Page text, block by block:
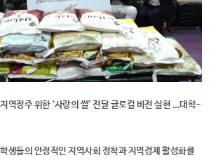
역정주 위한 ‘사랑의 쌀’ 전달 글로컬 비전 실현 ...대학-
생들의 안정적인 지역사회 정착과 지역경제 활성화를